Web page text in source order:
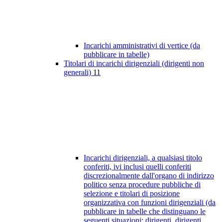
Incarichi amministrativi di vertice (da
pubblicare in tabelle)
Titolari di incarichi dirigenziali (dirigenti non
generali) 11
Incarichi dirigenziali, a qualsiasi titolo
conferiti, ivi inclusi quelli conferiti
discrezionalmente dall'organo di indirizzo
politico senza procedure pubbliche di
selezione e titolari di posizione
organizzativa con funzioni dirigenziali (da
pubblicare in tabelle che distinguano le